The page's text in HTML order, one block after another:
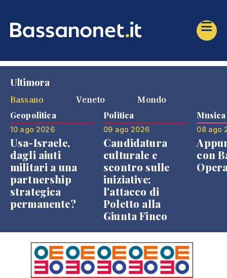
Ultimora
Bassano
Veneto Mondo
Geopolitica
10 ago 2026
Usa-Israele,
dagli aiuti
militari a una
partnership
strategica
permanente?
Politica
09 ago 2026
Candidatura
culturale e
scontro sulle
iniziative:
l'attacco di
Poletto alla
Giunta Finco
Musica
08 ago
con